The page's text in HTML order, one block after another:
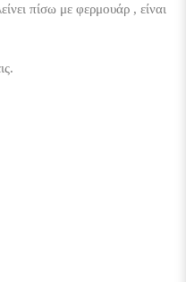
πίσω με φερμουάρ , είναι